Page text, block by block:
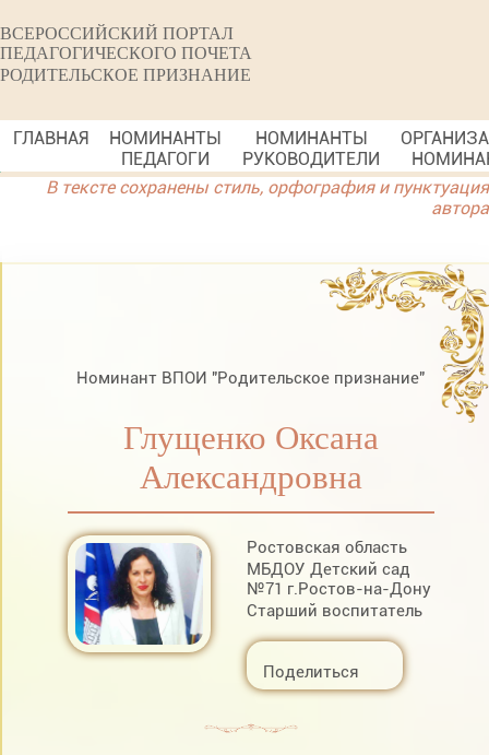
ВСЕРОССИЙСКИЙ ПОРТАЛ
ПЕДАГОГИЧЕСКОГО ПОЧЕТА
РОДИТЕЛЬСКОЕ ПРИЗНАНИЕ
ГЛАВНАЯ
НОМИНАНТЫ
ПЕДАГОГИ
НОМИНАНТЫ
РУКОВОДИТЕЛИ
В тексте сохранены стиль, орфография и пунктуация
автора
Номинант ВПОИ "Родительское признание"
Глущенко Оксана
Александровна
Ростовская область
MБДОУ Детский сад
№71 г.Ростов-на-Дону
Старший воспитатель
Поделиться